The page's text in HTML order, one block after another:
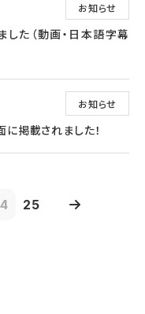
お知らせ
た（動画・日本語字幕
お知らせ
掲載されました！
25